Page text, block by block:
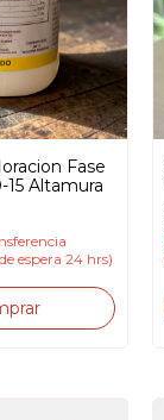
Fase
15 Altamura
espera 24 hrs)